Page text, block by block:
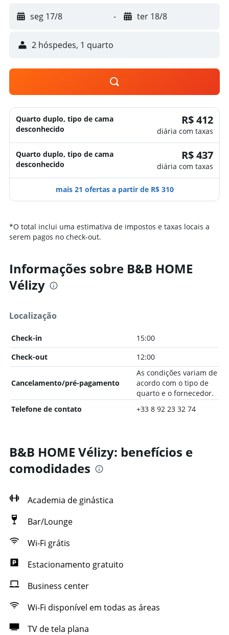
seg 17/8 - ter 18/8
2 hóspedes, 1 quarto
Quarto duplo, tipo de cama
desconhecido
R$ 412
diária com taxas
Quarto duplo, tipo de cama
desconhecido
R$ 437
diária com taxas
mais 21 ofertas a partir de R$ 310
*O total inclui uma estimativa de impostos e taxas locais a
serem pagos no check-out.
Informações sobre B&B HOME
Vélizy
Localização
Check-in
15:00
Check-out
12:00
Cancelamento/pré-pagamento
As condições variam de
acordo com o tipo de
quarto e o fornecedor.
Telefone de contato
+33 8 92 23 32 74
B&B HOME Vélizy: benefícios e
comodidades
Academia de ginástica
Bar/Lounge
Wi-Fi grátis
Estacionamento gratuito
Business center
Wi-Fi disponível em todas as áreas
TV de tela plana